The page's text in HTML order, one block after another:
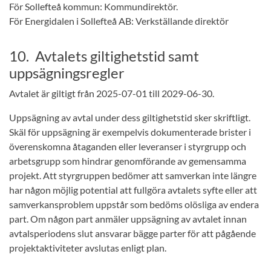
För Sollefteå kommun: Kommundirektör.
För Energidalen i Sollefteå AB: Verkställande direktör
10. Avtalets giltighetstid samt
uppsägningsregler
Avtalet är giltigt från 2025-07-01 till 2029-06-30.
Uppsägning av avtal under dess giltighetstid sker skriftligt.
Skäl för uppsägning är exempelvis dokumenterade brister i
överenskomna åtaganden eller leveranser i styrgrupp och
arbetsgrupp som hindrar genomförande av gemensamma
projekt. Att styrgruppen bedömer att samverkan inte längre
har någon möjlig potential att fullgöra avtalets syfte eller att
samverkansproblem uppstår som bedöms olösliga av endera
part. Om någon part anmäler uppsägning av avtalet innan
avtalsperiodens slut ansvarar bägge parter för att pågående
projektaktiviteter avslutas enligt plan.